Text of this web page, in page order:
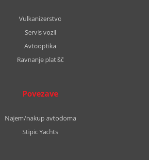
Vulkanizerstvo
Servis vozil
Avtooptika
Ravnanje platišč
Povezave
Najem/nakup avtodoma
Stipic Yachts